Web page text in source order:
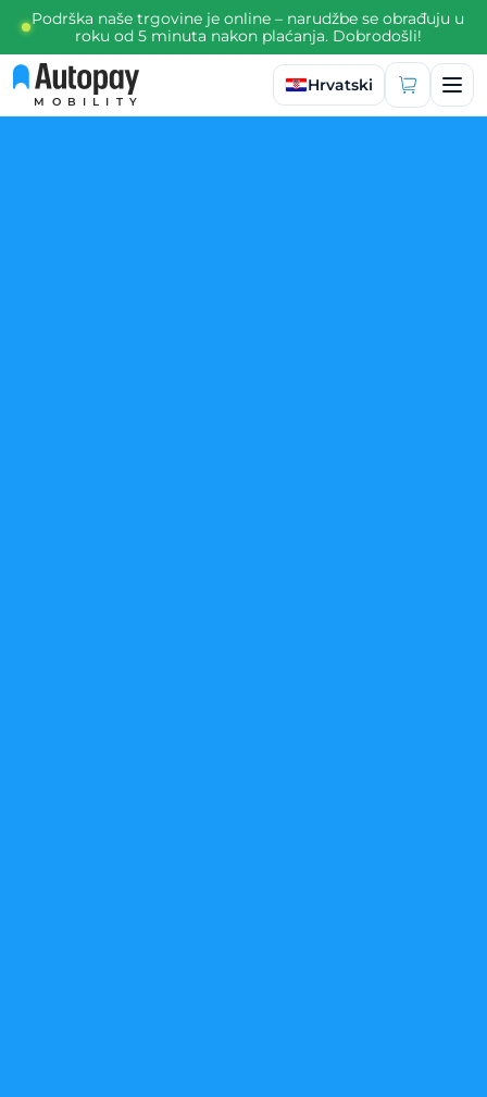
Podrška naše trgovine je online – narudžbe se obrađuju u
roku od 5 minuta nakon plaćanja. Dobrodošli!
MOBILITY
Odaberite jezik
Hrvatski